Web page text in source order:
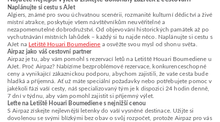
Naplánujte si cestu s AJet
Algiers, známé pro svou úchvatnou scenérii, rozmanité kulturní dědictví a živé
místní atrakce, poskytuje všem návštěvníkům neuvěřitelné a
nezapomenutelné dobrodružství. Od objevování historických památek až po
vychutnávání místních lahůdek – každý si tu najde něco. Naplánujte si cestu s
AJet na Letiště Houari Boumediene a osvěžte svou mysl od shonu světa.
Airpaz jako váš cestovní partner
Airpaz je tu, aby vám pomohl s rezervací letů na Letiště Houari Boumediene u
AJet. Proč Airpaz? Nabízíme bezproblémové rezervace, konkurenceschopné
ceny a vynikající zákaznickou podporu, abychom zajistili, že vaše cesta bude
hladká a příjemná. Ať už máte speciální požadavky nebo potřebujete pomoc v
jakékoli fázi vaší cesty, náš specializovaný tým je k dispozici 24 hodin denně,
7 dní v týdnu, aby vám pomohl zajistit si příjemný výlet.
Leťte na Letiště Houari Boumediene s nejnižší cenou
S Airpaz získejte nejlevnější letenky do vaší vysněné destinace. Užijte si
dovolenou se svými blízkými bez obav o svůj rozpočet, protože Airpaz pro vás